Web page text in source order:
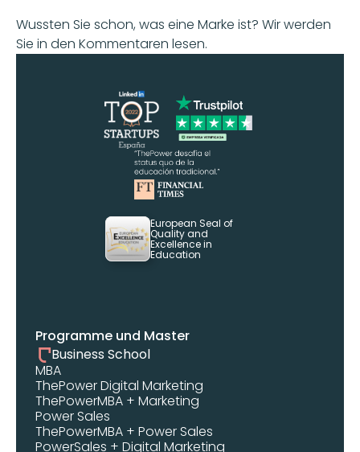
Wussten Sie schon, was eine Marke ist? Wir werden
Sie in den Kommentaren lesen.
European Seal of
Quality and
Excellence in
Education
Programme und Master
Business School
MBA
ThePower Digital Marketing
ThePowerMBA + Marketing
Power Sales
ThePowerMBA + Power Sales
PowerSales + Digital Marketing